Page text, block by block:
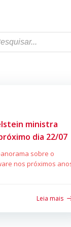
ministra
dia 22/07
sobre o
nos próximos
Leia mais